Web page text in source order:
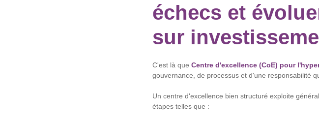
échecs et
sur
C'est là que Centre d'excellence (CoE) pour
gouvernance, de processus et d'une responsabilité
Un centre d'excellence bien structuré exploite
étapes telles que :